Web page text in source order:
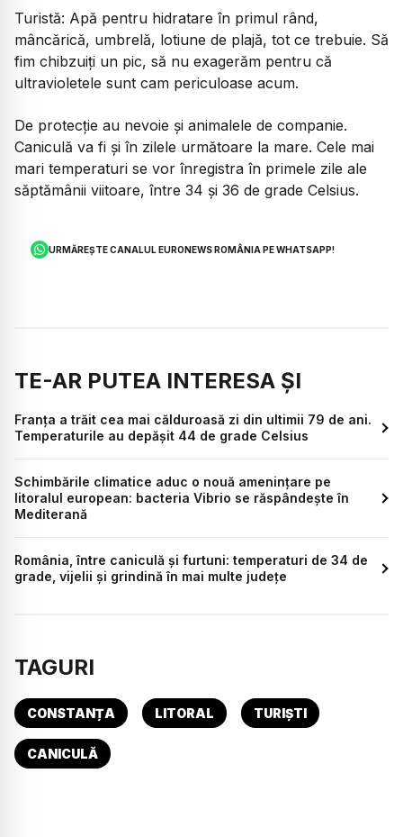
Turistă: Apă pentru hidratare în primul rând,
mâncărică, umbrelă, lotiune de plajă, tot ce trebuie. Să
fim chibzuiți un pic, să nu exagerăm pentru că
ultravioletele sunt cam periculoase acum.
De protecție au nevoie și animalele de companie.
Caniculă va fi și în zilele următoare la mare. Cele mai
mari temperaturi se vor înregistra în primele zile ale
săptămânii viitoare, între 34 și 36 de grade Celsius.
URMĂREȘTE CANALUL EURONEWS ROMÂNIA PE WHATSAPP!
TE-AR PUTEA INTERESA ȘI
Franța a trăit cea mai călduroasă zi din ultimii 79 de ani.
Temperaturile au depășit 44 de grade Celsius
Schimbările climatice aduc o nouă amenințare pe
litoralul european: bacteria Vibrio se răspândește în
Mediterană
România, între caniculă și furtuni: temperaturi de 34 de
grade, vijelii și grindină în mai multe județe
TAGURI
CONSTANȚA LITORAL TURIȘTI
CANICULĂ